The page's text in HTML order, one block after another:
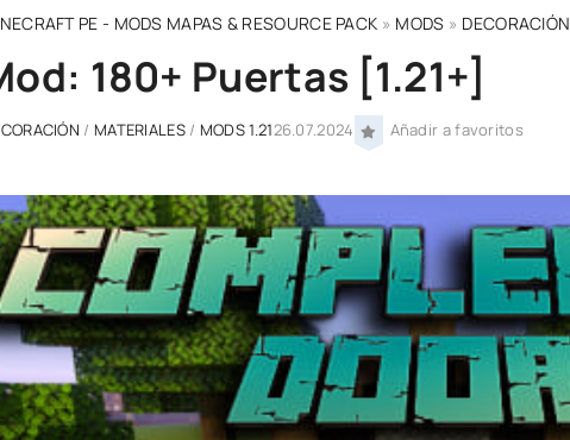
PE - MODS MAPAS & RESOURCE PACK » MODS » DECORACIÓN
180+ Puertas [1.21+]
/ MATERIALES/ MODS 1.2126.07.2024 Añadir a favoritos